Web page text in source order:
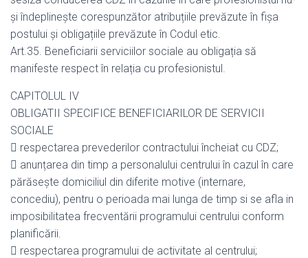
și îndeplinește corespunzător atribuțiile prevăzute în fișa
postului și obligațiile prevăzute în Codul etic.
Art.35. Beneficiarii serviciilor sociale au obligația să
manifeste respect în relația cu profesionistul.
CAPITOLUL IV
OBLIGATII SPECIFICE BENEFICIARILOR DE SERVICII
SOCIALE
 respectarea prevederilor contractului încheiat cu CDZ;
 anunțarea din timp a personalului centrului în cazul în care
părăsește domiciliul din diferite motive (internare,
concediu), pentru o perioada mai lunga de timp si se afla in
imposibilitatea frecventării programului centrului conform
planificării.
 respectarea programului de activitate al centrului;